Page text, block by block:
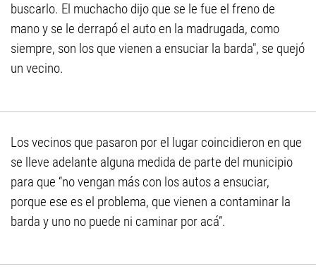
buscarlo. El muchacho dijo que se le fue el freno de
mano y se le derrapó el auto en la madrugada, como
siempre, son los que vienen a ensuciar la barda", se quejó
un vecino.
Los vecinos que pasaron por el lugar coincidieron en que
se lleve adelante alguna medida de parte del municipio
para que “no vengan más con los autos a ensuciar,
porque ese es el problema, que vienen a contaminar la
barda y uno no puede ni caminar por acá”.